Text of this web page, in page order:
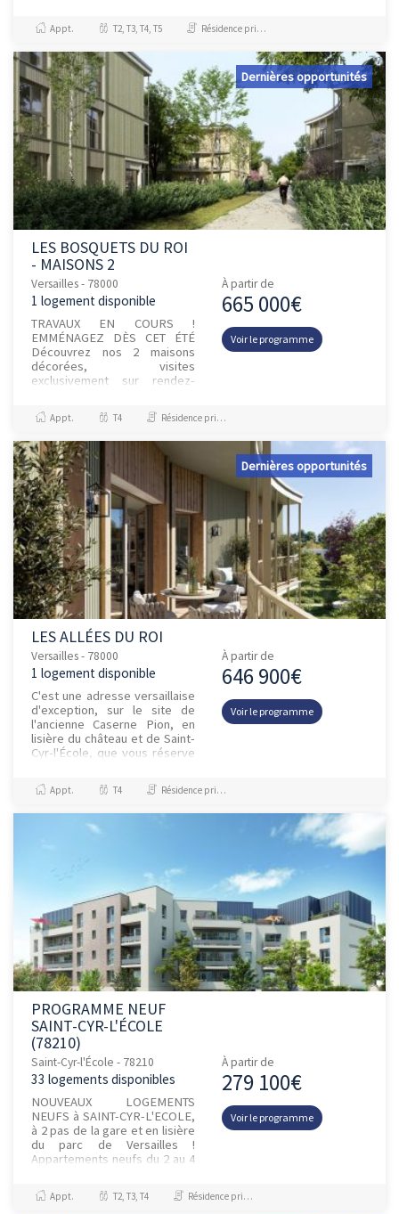
collection confidentie...
Appt. T2, T3, T4, T5 Résidence principale / PTZ
Dernières opportunités
LES BOSQUETS DU ROI
- MAISONS 2
Versailles - 78000
1 logement disponible
TRAVAUX EN COURS !
EMMÉNAGEZ DÈS CET ÉTÉ
Découvrez nos 2 maisons
décorées, visites
exclusivement sur rendez-
en lisière des jardins et du
château, habitez au...
À partir de
665 000€
Voir le programme
Appt. T4 Résidence principale / PTZ
Dernières opportunités
LES ALLÉES DU ROI
Versailles - 78000
1 logement disponible
C'est une adresse versaillaise
d'exception, sur le site de
l'ancienne Caserne Pion, en
lisière du château et de Saint-
Cyr-l'École, que vous réserve
Les Allées du...
À partir de
646 900€
Voir le programme
Appt. T4 Résidence principale / PTZ
PROGRAMME NEUF
SAINT-CYR-L'ÉCOLE
(78210)
Saint-Cyr-l'École - 78210
33 logements disponibles
NOUVEAUX LOGEMENTS
NEUFS à SAINT-CYR-L'ECOLE,
à 2 pas de la gare et en lisière
du parc de Versailles !
Appartements neufs du 2 au 4
et parking ! Appréciée pour s...
À partir de
279 100€
Voir le programme
Appt. T2, T3, T4 Résidence principale / PTZ